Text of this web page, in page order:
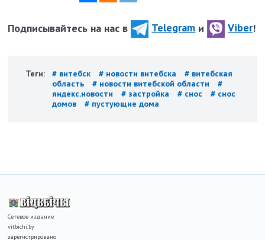
Подписывайтесь на нас в Telegram и Viber!
Теги: # витебск # новости витебска
# витебская
область
# новости витебской области
#
яндекс.новости
# застройка # снос
# снос
домов
# пустующие дома
Сетевое издание
vitbichi.by
зарегистрировано